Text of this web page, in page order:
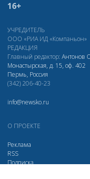
16+
УЧРЕДИТЕЛЬ
ООО «РИА ИД «Компаньон»
РЕДАКЦИЯ
Главный редактор: Антонов
Монастырская, д. 15, оф. 402
Пермь, Россия
(342) 206-40-23
info@newsko.ru
О ПРОЕКТЕ
Реклама
RSS
Подписка